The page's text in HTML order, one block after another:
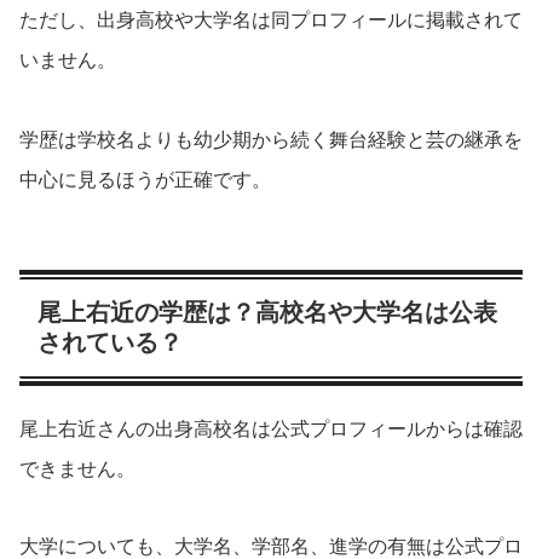
ただし、出身高校や大学名は同プロフィールに掲載されて
いません。
学歴は学校名よりも幼少期から続く舞台経験と芸の継承を
中心に見るほうが正確です。
尾上右近の学歴は？高校名や大学名は公表
されている？
尾上右近さんの出身高校名は公式プロフィールからは確認
できません。
大学についても、大学名、学部名、進学の有無は公式プロ